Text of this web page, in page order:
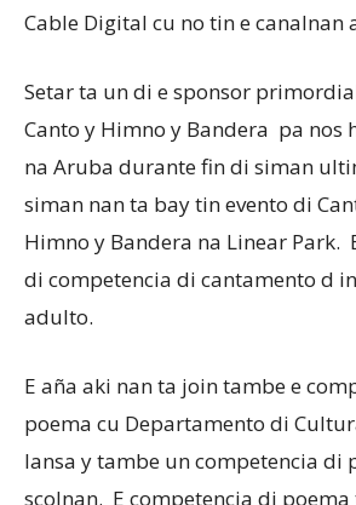
Cable Digital cu no tin e canalnan
Setar ta un di e sponsor
Canto y Himno y Bandera pa nos
na Aruba durante fin di siman
siman nan ta bay tin evento di
Himno y Bandera na Linear Park.
di competencia di cantamento d
adulto.
E aña aki nan ta join tambe e
poema cu Departamento di
lansa y tambe un competencia di
scolnan. E competencia di